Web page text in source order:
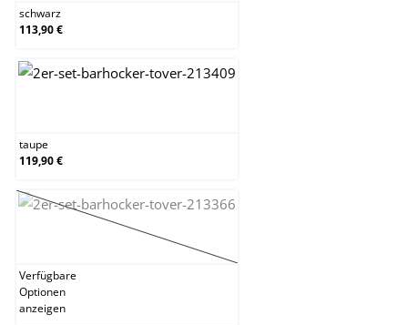
schwarz
113,90 €
taupe
119,90 €
weiß
(Diese Option ist zurzeit nicht verfügbar.)
Verfügbare
Optionen
anzeigen